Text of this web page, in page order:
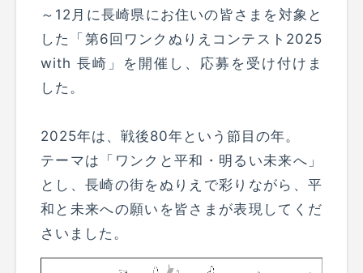
～12月に長崎県にお住いの皆さまを対象と
した「第6回ワンクぬりえコンテスト2025
with 長崎」を開催し、応募を受け付けま
した。
2025年は、戦後80年という節目の年。
テーマは「ワンクと平和・明るい未来へ」
とし、長崎の街をぬりえで彩りながら、平
和と未来への願いを皆さまが表現してくだ
さいました。